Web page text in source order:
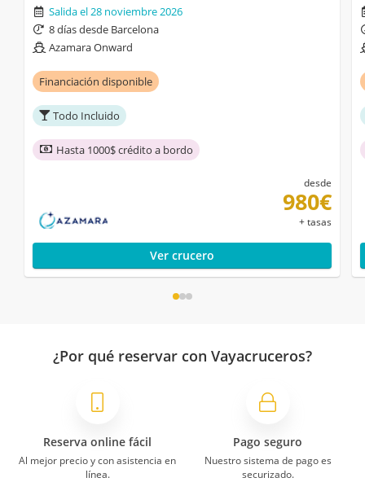
Salida el 28 noviembre 2026
8 días desde Barcelona
Azamara Onward
Financiación disponible
Todo Incluido
Hasta 1000$ crédito a bordo
desde
980€
+ tasas
Ver crucero
¿Por qué reservar con Vayacruceros?
Reserva online fácil
Al mejor precio y con asistencia en
línea.
Pago seguro
Nuestro sistema de pago es
securizado.